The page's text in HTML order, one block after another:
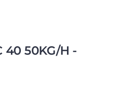
40 50KG/H -